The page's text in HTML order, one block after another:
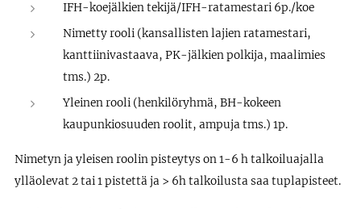
IFH-koejälkien tekijä/IFH-ratamestari 6p./koe
Nimetty rooli (kansallisten lajien ratamestari,
kanttiinivastaava, PK-jälkien polkija, maalimies
tms.) 2p.
Yleinen rooli (henkilöryhmä, BH-kokeen
kaupunkiosuuden roolit, ampuja tms.) 1p.
Nimetyn ja yleisen roolin pisteytys on 1-6 h talkoiluajalla
ylläolevat 2 tai 1 pistettä ja > 6h talkoilusta saa tuplapisteet.